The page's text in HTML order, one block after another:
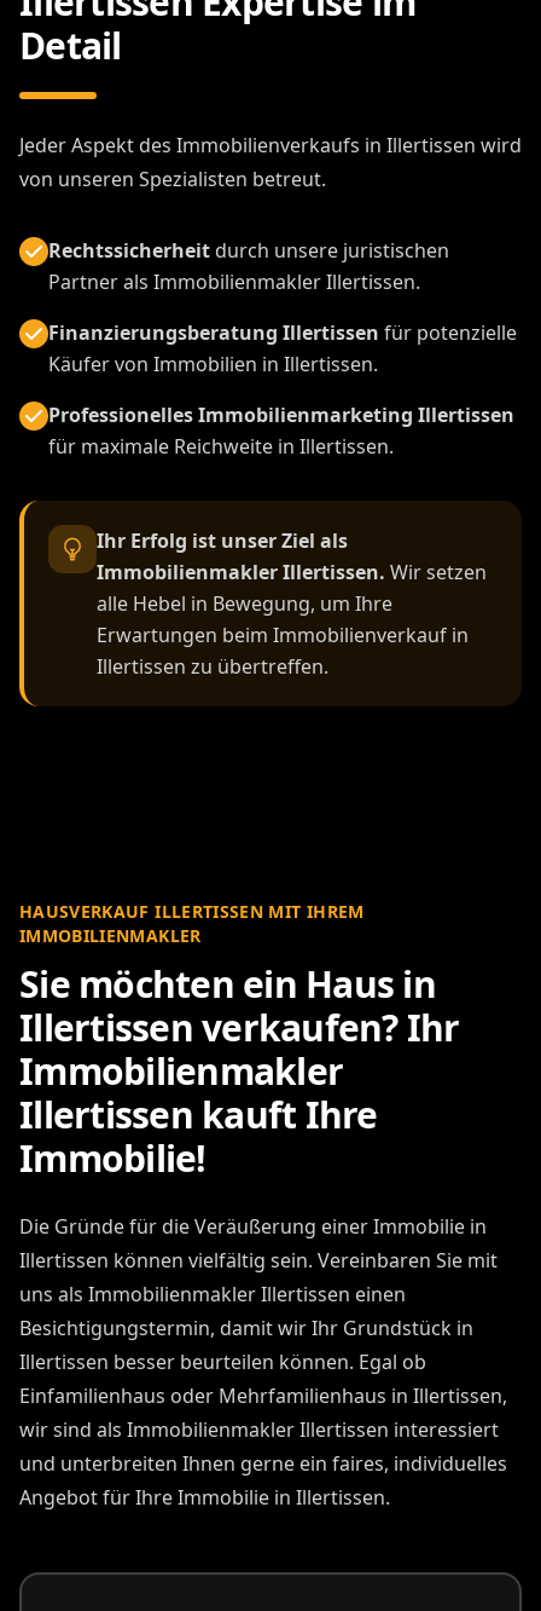
Detail
Jeder Aspekt des Immobilienverkaufs in Illertissen wird
von unseren Spezialisten betreut.
Rechtssicherheitdurch unsere juristischen
Partner als Immobilienmakler Illertissen.
Finanzierungsberatung Illertissen für potenzielle
Käufer von Immobilien in Illertissen.
Professionelles Immobilienmarketing Illertissen
für maximale Reichweite in Illertissen.
Ihr Erfolg ist unser Ziel als
Immobilienmakler Illertissen. Wir setzen
alle Hebel in Bewegung, um Ihre
Erwartungen beim Immobilienverkauf in
Illertissen zu übertreffen.
HAUSVERKAUF ILLERTISSEN MIT IHREM
IMMOBILIENMAKLER
Sie möchten ein Haus in
Illertissen verkaufen? Ihr
Immobilienmakler
Illertissen kauft Ihre
Immobilie!
Die Gründe für die Veräußerung einer Immobilie in
Illertissen können vielfältig sein. Vereinbaren Sie mit
uns als Immobilienmakler Illertissen einen
Besichtigungstermin, damit wir Ihr Grundstück in
Illertissen besser beurteilen können. Egal ob
Einfamilienhaus oder Mehrfamilienhaus in Illertissen,
wir sind als Immobilienmakler Illertissen interessiert
und unterbreiten Ihnen gerne ein faires, individuelles
Angebot für Ihre Immobilie in Illertissen.